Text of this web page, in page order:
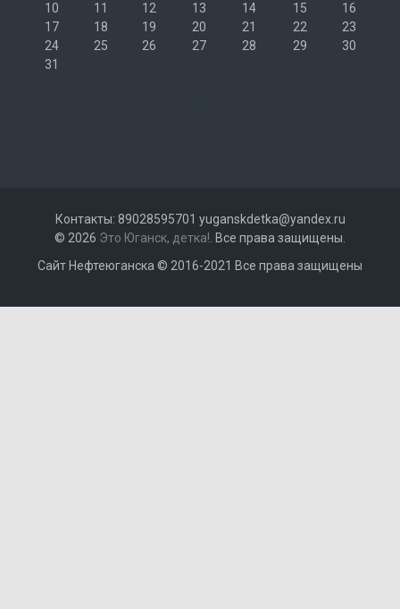
10
11 12 13 14 15
16
17
18 19 20 21 22
23
24
25 26 27 28 29
30
31
Контакты: 89028595701 yuganskdetka@yandex.ru
© 2026 Это Юганск, детка! . Все права защищены.
Сайт Нефтеюганска © 2016-2021 Все права защищены